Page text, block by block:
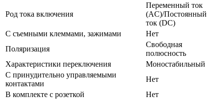
Род тока включения
Переменный ток
(AC)/Постоянный
ток (DC)
С съемными клеммами, зажимами
Нет
Поляризация
Свободная
полюсность
Характеристики переключения
Моностабильный
С принудительно управляемыми
контактами
Нет
В комплекте с розеткой
Нет